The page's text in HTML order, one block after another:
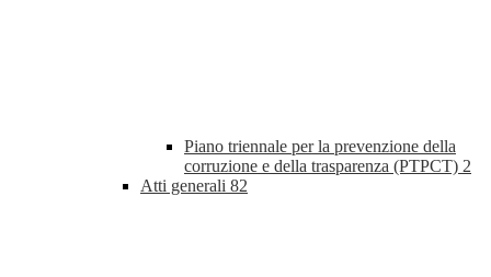
Piano triennale per la prevenzione della
corruzione e della trasparenza (PTPCT) 2
Atti generali 82